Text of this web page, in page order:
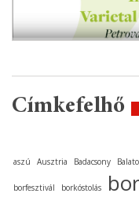
Címkefelhő
aszú Ausztria Badacsony
borfesztivál borkóstolás